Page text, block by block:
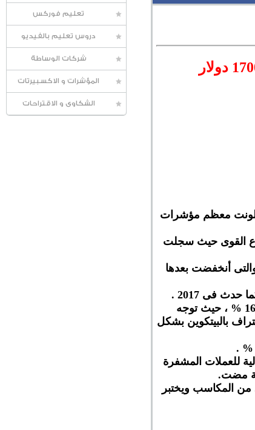
تعليم فوركس
دروس تعليم بالفيديو
شركات الوساطة
المؤشرات و الاكسبيرتات
الشكاوى و الاقتراحات
بالعالم بتداولات اليوم الخميس حوالى 12 % وكذلك تلونت معظم مؤشرات
القوى حيث سجلت
أسعار البيتكوين قد أقتربت من مستويات 20000 دولار والتى لم تصل لها منذ عام 2017 والتى أنخفضت بعدها
فى 2017 .
وقد حققت البتكوين مكاسب قوية منذ بداية هذا العام حيث تضاعفت قيمة البيتكوين بنسبة 160 % ، حيث توجه
بالبيتكوين بشكل
للعملات المشفرة
من المكاسب ويختبر